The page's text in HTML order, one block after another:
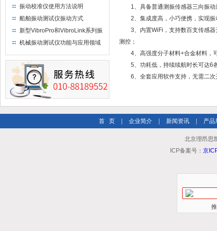
仪
振动校准仪使用方法说明
船舶振动测试仪振动方式
新型VibroPro和VibroLink系列振
动专业测试产品
机械振动测试仪功能与应用领域
1、具备普通测振传感器三向振动
2、集成度高，小巧便携，实现振
3、内置WiFi，支持数百支传感器
测控；
4、高强度分子材料+合金材料，可
5、功耗低，持续续航时长可达6
6、全套应用软件支持，无需二次
首 页 企业简介 新闻资讯 产品
北京理昂思
ICP备案号： 京